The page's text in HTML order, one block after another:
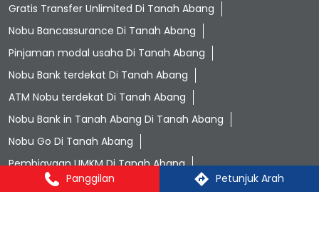
Panggilan Petunjuk Arah
Gratis Transfer Unlimited Di Tanah Abang
Nobu Bancassurance Di Tanah Abang
Pinjaman modal usaha Di Tanah Abang
Nobu Bank terdekat Di Tanah Abang
ATM Nobu terdekat Di Tanah Abang
Nobu Bank in Tanah Abang Di Tanah Abang
Nobu Go Di Tanah Abang
Pembiayaan UMKM Di Tanah Abang
Solusi finansial terpercaya Di Tanah Abang